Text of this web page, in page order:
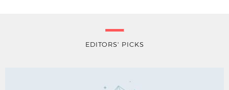
EDITORS' PICKS